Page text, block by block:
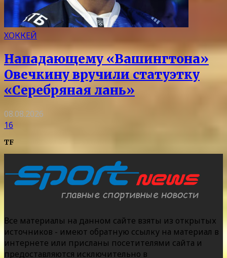
ХОККЕЙ
Нападающему «Вашингтона»
Овечкину вручили статуэтку
«Серебряная лань»
08.08.2026
16
TF
Все материалы на данном сайте взяты из открытых
источников - имеют обратную ссылку на материал в
интернете или присланы посетителями сайта и
предоставляются исключительно в